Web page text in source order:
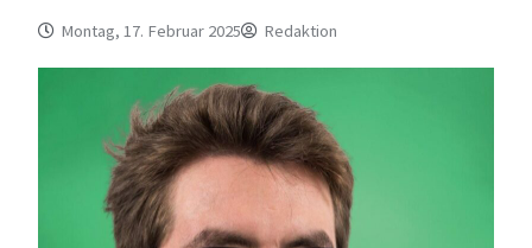
Montag, 17. Februar 2025 Redaktion